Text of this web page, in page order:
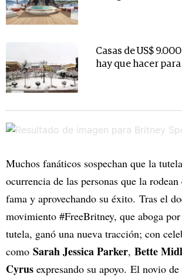
Casas de US$
hay que hacer
Muchos fanáticos sospechan que la
ocurrencia de las personas que la
fama y aprovechando su éxito. Tras el
movimiento #FreeBritney, que aboga
tutela, ganó una nueva tracción; con
como Sarah Jessica Parker, Bette
Cyrus expresando su apoyo. El novio de